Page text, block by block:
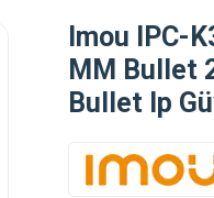
Imou IPC-
MM Bullet
Bullet Ip